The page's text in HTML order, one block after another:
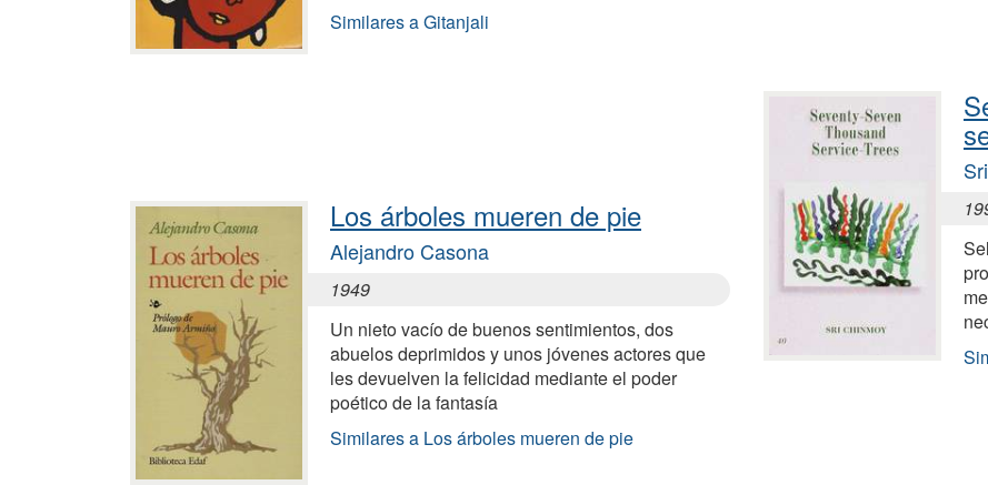
Similares a Gitanjali
Los árboles mueren de pie
Alejandro Casona
1949
Un nieto vacío de buenos sentimientos, dos
abuelos deprimidos y unos jóvenes actores que
les devuelven la felicidad mediante el poder
poético de la fantasía
Similares a Los árboles mueren de pie